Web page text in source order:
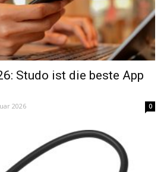
Studo ist die beste App
2026 0